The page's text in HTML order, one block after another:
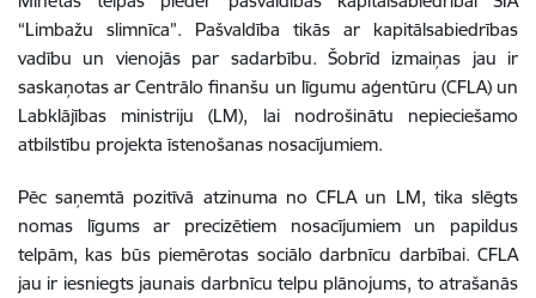
“Limbažu slimnīca”. Pašvaldība tikās ar kapitālsabiedrības
vadību un vienojās par sadarbību. Šobrīd izmaiņas jau ir
saskaņotas ar Centrālo finanšu un līgumu aģentūru (CFLA) un
Labklājības ministriju (LM), lai nodrošinātu nepieciešamo
atbilstību projekta īstenošanas nosacījumiem.
Pēc saņemtā pozitīvā atzinuma no CFLA un LM, tika slēgts
nomas līgums ar precizētiem nosacījumiem un papildus
telpām, kas būs piemērotas sociālo darbnīcu darbībai. CFLA
jau ir iesniegts jaunais darbnīcu telpu plānojums, to atrašanās